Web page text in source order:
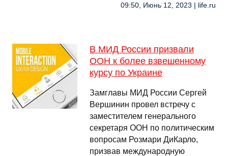
09:50, Июнь 12, 2023 | life.ru
В МИД России призвали
ООН к более взвешенному
курсу по Украине
Замглавы МИД России Сергей
Вершинин провел встречу с
заместителем генерального
секретаря ООН по политическим
вопросам Розмари ДиКарло,
призвав международную